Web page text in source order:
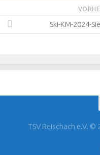
Ski-KM-2024-
TSV Reischach e.V.